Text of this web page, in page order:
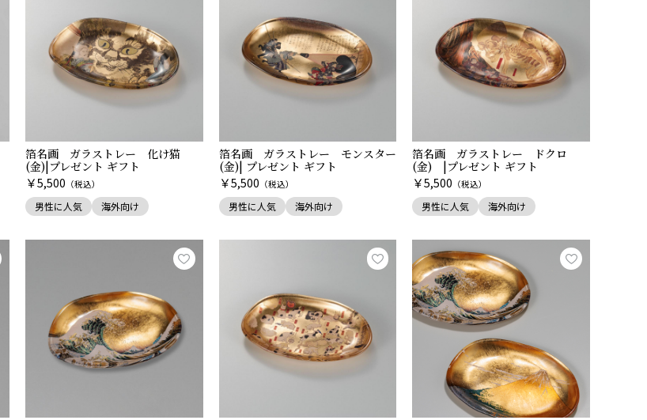
箔名画 ガラストレー 化け猫
(金)|プレゼント ギフト
￥5,500 （税込）
男性に人気 海外向け
箔名画 ガラストレー モンスター
(金)| プレゼント ギフト
￥5,500 （税込）
男性に人気 海外向け
箔名画 ガラストレー ドクロ
(金) |プレゼント ギフト
￥5,500 （税込）
男性に人気 海外向け